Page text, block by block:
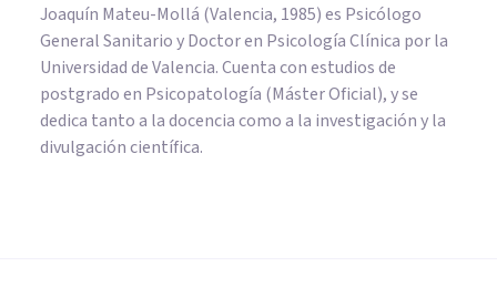
Joaquín Mateu-Mollá (Valencia, 1985) es Psicólogo
General Sanitario y Doctor en Psicología Clínica por la
Universidad de Valencia. Cuenta con estudios de
postgrado en Psicopatología (Máster Oficial), y se
dedica tanto a la docencia como a la investigación y la
divulgación científica.